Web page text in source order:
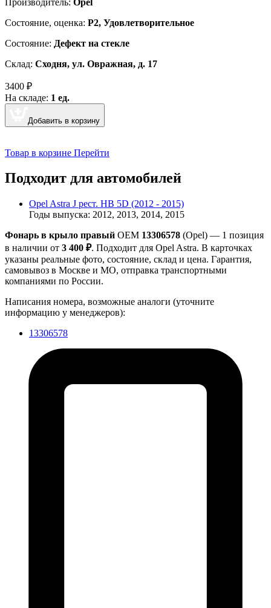
Cостояние, оценка: Р2, Удовлетворительное
Состояние: Дефект на стекле
Склад: Сходня, ул. Овражная, д. 17
3400 ₽
На складе: 1 ед.
Добавить в корзину
Товар в корзине Перейти
Подходит для автомобилей
Opel Astra J рест. HB 5D (2012 - 2015)
Годы выпуска: 2012, 2013, 2014, 2015
Фонарь в крыло правый OEM 13306578 (Opel) — 1 позиция
в наличии от 3 400 ₽. Подходит для Opel Astra. В карточках
указаны реальные фото, состояние, склад и цена. Гарантия,
самовывоз в Москве и МО, отправка транспортными
компаниями по России.
Написания номера, возможные аналоги (уточните
информацию у менеджеров):
13306578